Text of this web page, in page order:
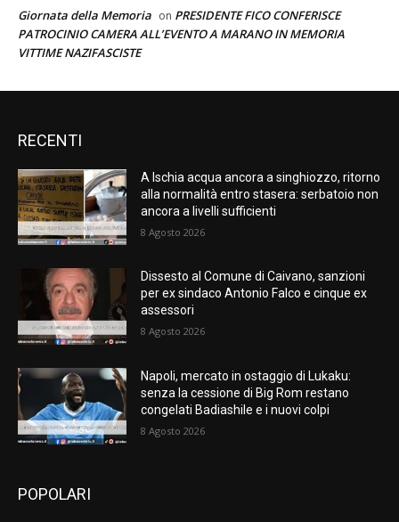
Giornata della Memoria on PRESIDENTE FICO CONFERISCE
PATROCINIO CAMERA ALL’EVENTO A MARANO IN MEMORIA
VITTIME NAZIFASCISTE
RECENTI
A Ischia acqua ancora a singhiozzo, ritorno
alla normalità entro stasera: serbatoio non
ancora a livelli sufficienti
8 Agosto 2026
Dissesto al Comune di Caivano, sanzioni
per ex sindaco Antonio Falco e cinque ex
assessori
8 Agosto 2026
Napoli, mercato in ostaggio di Lukaku:
senza la cessione di Big Rom restano
congelati Badiashile e i nuovi colpi
8 Agosto 2026
POPOLARI